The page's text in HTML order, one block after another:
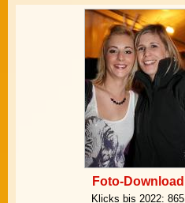
Foto-Download
Klicks bis 2022: 865